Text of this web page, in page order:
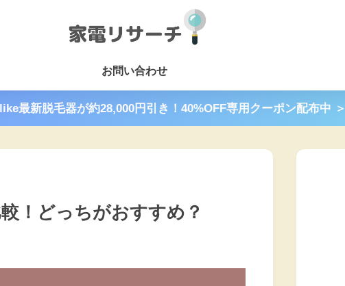
お問い合わせ
最新脱毛器が約28,000円引き！40%OFF専用クーポン配布中 ＞
！どっちがおすすめ？